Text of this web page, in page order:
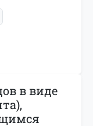
в виде